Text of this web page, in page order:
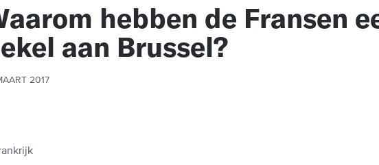
hebben de Fransen
aan Brussel?
2017